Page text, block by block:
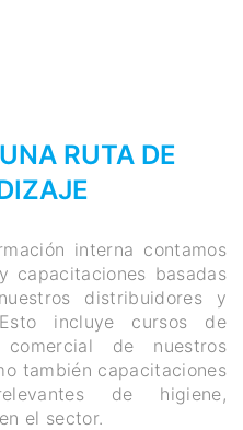
RUTA DE
interna contamos
capacitaciones basadas
distribuidores y
incluye cursos de
de nuestros
también capacitaciones
de higiene,
el sector.